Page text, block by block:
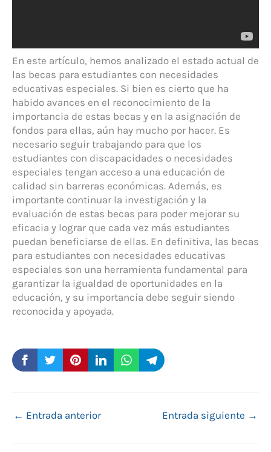
En este artículo, hemos analizado el estado actual de
las becas para estudiantes con necesidades
educativas especiales. Si bien es cierto que ha
habido avances en el reconocimiento de la
importancia de estas becas y en la asignación de
fondos para ellas, aún hay mucho por hacer. Es
necesario seguir trabajando para que los
estudiantes con discapacidades o necesidades
especiales tengan acceso a una educación de
calidad sin barreras económicas. Además, es
importante continuar la investigación y la
evaluación de estas becas para poder mejorar su
eficacia y lograr que cada vez más estudiantes
puedan beneficiarse de ellas. En definitiva, las becas
para estudiantes con necesidades educativas
especiales son una herramienta fundamental para
garantizar la igualdad de oportunidades en la
educación, y su importancia debe seguir siendo
reconocida y apoyada.
← Entrada anterior Entrada siguiente →